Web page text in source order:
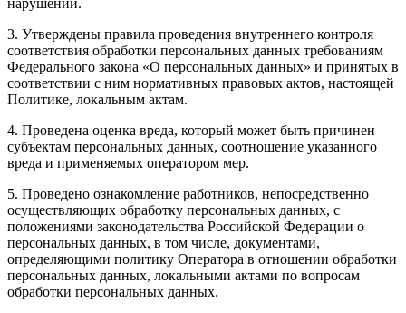
3. Утверждены правила проведения внутреннего контроля
соответствия обработки персональных данных требованиям
Федерального закона «О персональных данных» и принятых в
соответствии с ним нормативных правовых актов, настоящей
Политике, локальным актам.
4. Проведена оценка вреда, который может быть причинен
субъектам персональных данных, соотношение указанного
вреда и применяемых оператором мер.
5. Проведено ознакомление работников, непосредственно
осуществляющих обработку персональных данных, с
положениями законодательства Российской Федерации о
персональных данных, в том числе, документами,
определяющими политику Оператора в отношении обработки
персональных данных, локальными актами по вопросам
обработки персональных данных.